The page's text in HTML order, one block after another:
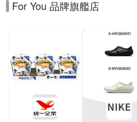
適 透氣 緩震 (多款
★S32FM500EC
慧聯網螢幕
For You 品牌旗艦店